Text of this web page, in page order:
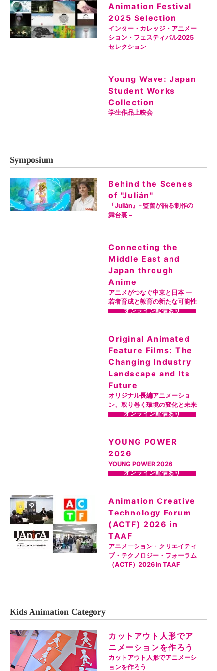
Animation Festival
2025 Selection
インター・カレッジ・アニメー
ション・フェスティバル2025
セレクション
Young Wave: Japan
Student Works
Collection
学生作品上映会
Symposium
Behind the Scenes
of "Julián"
『Julián』– 監督が語る制作の
舞台裏 –
Connecting the
Middle East and
Japan through
Anime
アニメがつなぐ中東と日本 ―
若者育成と教育の新たな可能性
オンライン配信あり
Original Animated
Feature Films: The
Changing Industry
Landscape and Its
Future
オリジナル長編アニメーショ
ン、取り巻く環境の変化と未来
オンライン配信あり
YOUNG POWER
2026
YOUNG POWER 2026
オンライン配信あり
Animation Creative
Technology Forum
(ACTF) 2026 in
TAAF
アニメーション・クリエイティ
ブ・テクノロジー・フォーラム
（ACTF）2026 in TAAF
Kids Animation Category
カットアウト人形でア
ニメーションを作ろう
カットアウト人形でアニメーシ
ョンを作ろう